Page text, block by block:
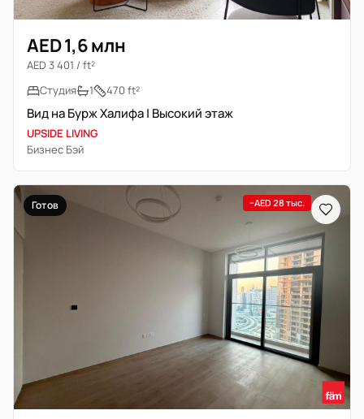
AED 1,6 млн
AED 3 401 / ft²
Студия
1 470 ft²
Вид на Бурж Халифа | Высокий этаж
UPSIDE LIVING
Бизнес Бэй
Готов −AED 28 тыс.